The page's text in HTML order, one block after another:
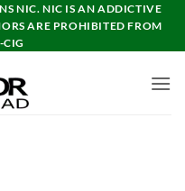
تخطي
للمحتوى
NIC. NIC IS AN ADDICTIVE
ARE PROHIBITED FROM